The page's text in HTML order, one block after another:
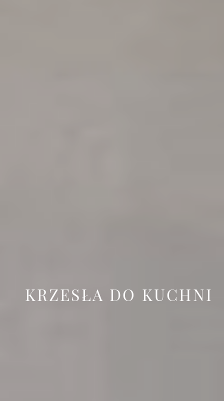
KRZESŁA DO KUCHNI